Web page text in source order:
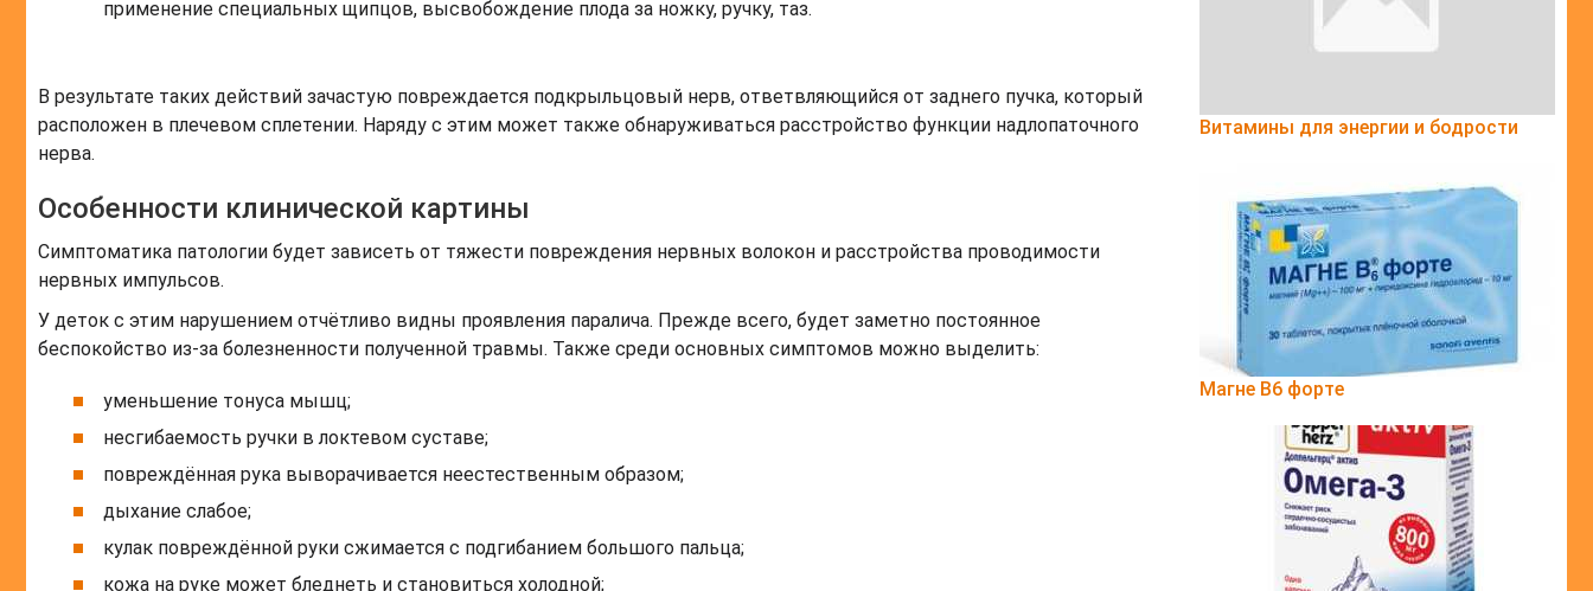
применение специальных щипцов, высвобождение плода за ножку, ручку, таз.
В результате таких действий зачастую повреждается подкрыльцовый нерв, ответвляющийся от заднего пучка, который
расположен в плечевом сплетении. Наряду с этим может также обнаруживаться расстройство функции надлопаточного
нерва.
Особенности клинической картины
Симптоматика патологии будет зависеть от тяжести повреждения нервных волокон и расстройства проводимости
нервных импульсов.
У деток с этим нарушением отчётливо видны проявления паралича. Прежде всего, будет заметно постоянное
беспокойство из-за болезненности полученной травмы. Также среди основных симптомов можно выделить:
уменьшение тонуса мышц;
несгибаемость ручки в локтевом суставе;
повреждённая рука выворачивается неестественным образом;
дыхание слабое;
кулак повреждённой руки сжимается с подгибанием большого пальца;
кожа на руке может бледнеть и становиться холодной;
Витамины для энергии и бодрости
Магне B6 форте